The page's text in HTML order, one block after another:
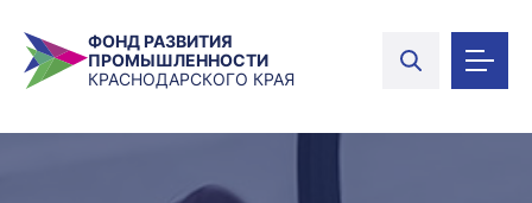
ФОНД РАЗВИТИЯ
ПРОМЫШЛЕННОСТИ
КРАСНОДАРСКОГО КРАЯ